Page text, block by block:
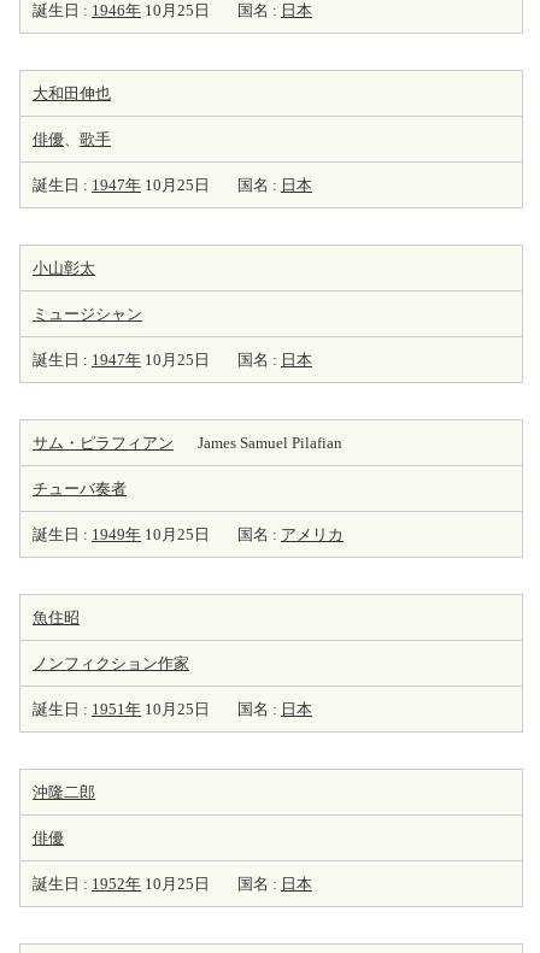
誕生日 : 1946年 10月25日 国名 : 日本
大和田伸也
俳優、 歌手
誕生日 : 1947年 10月25日 国名 : 日本
小山彰太
ミュージシャン
誕生日 : 1947年 10月25日 国名 : 日本
サム・ピラフィアン James Samuel Pilafian
チューバ奏者
誕生日 : 1949年 10月25日 国名 : アメリカ
魚住昭
ノンフィクション作家
誕生日 : 1951年 10月25日 国名 : 日本
沖隆二郎
俳優
誕生日 : 1952年 10月25日 国名 : 日本